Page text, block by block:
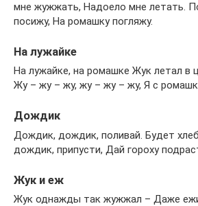
мне жужжать, Надоело мне летать.
посижу, На ромашку погляжу.
На лужайке
На лужайке, на ромашке Жук летал в
Жу – жу – жу, жу – жу – жу, Я с
Дождик
Дождик, дождик, поливай. Будет
дождик, припусти, Дай гороху
Жук и еж
Жук однажды так жужжал – Даже